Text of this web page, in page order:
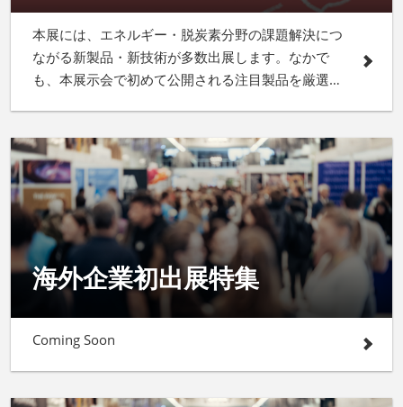
本展には、エネルギー・脱炭素分野の課題解決につ
ながる新製品・新技術が多数出展します。なかで
も、本展示会で初めて公開される注目製品を厳選し
海外企業初出展特集
Coming Soon